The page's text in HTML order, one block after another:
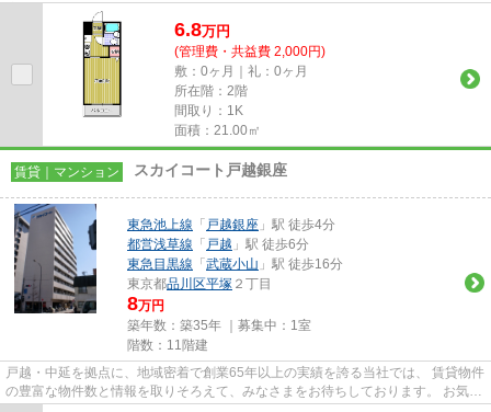
応がモットーの三友社 武蔵...
6.8万円
(管理費・共益費 2,000円)
敷：0ヶ月｜礼：0ヶ月
所在階：2階
間取り：1K
面積：21.00㎡
賃貸｜マンション スカイコート戸越銀座
東急池上線 「 戸越銀座 」駅 徒歩4分
都営浅草線 「 戸越 」駅 徒歩6分
東急目黒線 「 武蔵小山 」駅 徒歩16分
東京都品川区平塚 ２丁目
8万円
築年数：築35年 ｜募集中： 1室
階数：11階建
戸越・中延を拠点に、地域密着で創業65年以上の実績を誇る当社では、 賃貸物件
の豊富な物件数と情報を取りそろえて、みなさまをお待ちしております。 お気軽